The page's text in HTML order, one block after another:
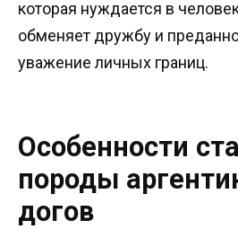
которая нуждается в
обменяет дружбу и
уважение личных границ.
Особенности
породы
догов